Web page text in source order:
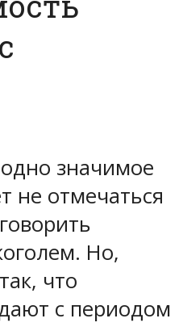
значимое
не отмечаться
Но,
что
с периодом